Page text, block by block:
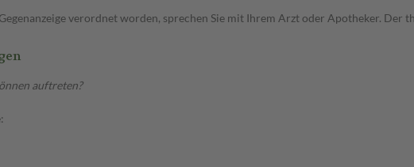
verordnet worden, sprechen Sie mit Ihrem Arzt oder Apotheker. Der
auftreten?